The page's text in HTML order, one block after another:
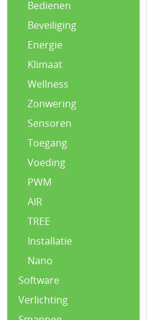
Bedienen
Beveiliging
Energie
Klimaat
Wellness
Zonwering
Sensoren
Toegang
Voeding
PWM
AIR
TREE
Installatie
Nano
Software
Verlichting